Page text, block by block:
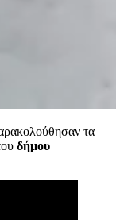
τα
δήμου